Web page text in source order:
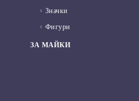
Значки
Фигури
ЗА МАЙКИ